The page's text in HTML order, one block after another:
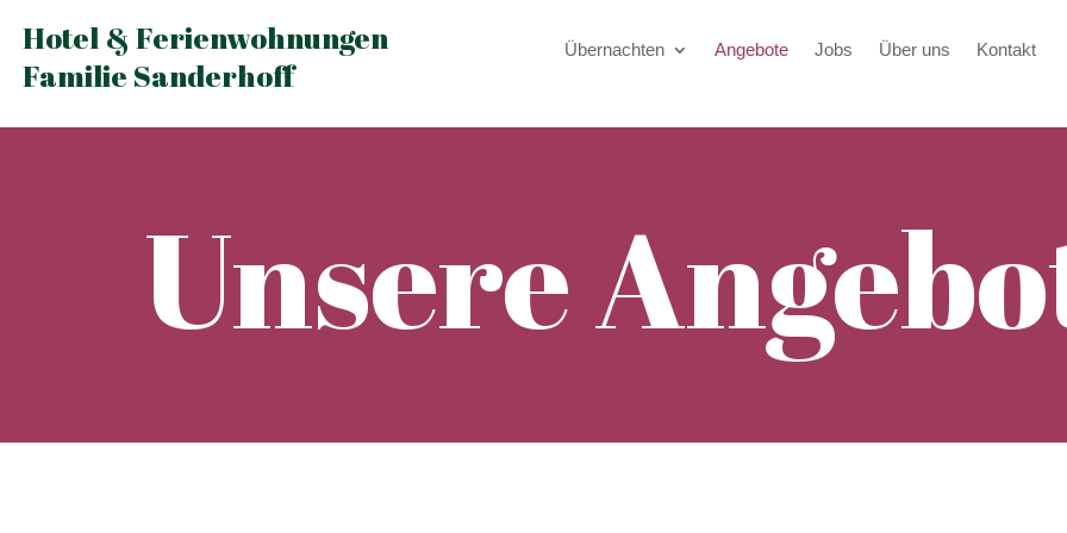
Hotel & Ferienwohnungen
Familie Sanderhoff
Übernachten Angebote Jobs Über uns Kontakt
Unsere